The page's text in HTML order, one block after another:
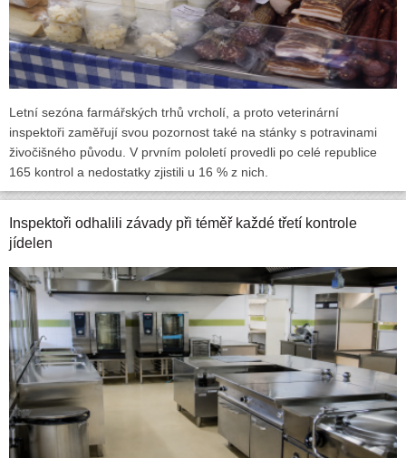
Letní sezóna farmářských trhů vrcholí, a proto veterinární
inspektoři zaměřují svou pozornost také na stánky s potravinami
živočišného původu. V prvním pololetí provedli po celé republice
165 kontrol a nedostatky zjistili u 16 % z nich.
Inspektoři odhalili závady při téměř každé třetí kontrole
jídelen